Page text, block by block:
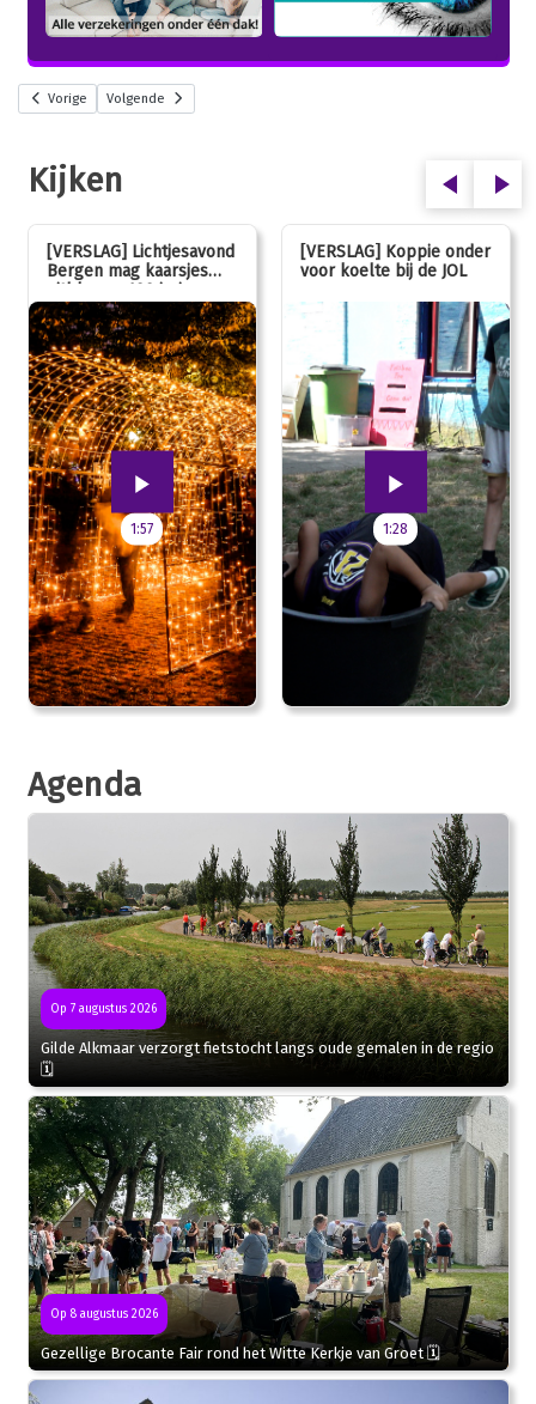
Vorige Volgende
Kijken
[VERSLAG] Lichtjesavond
Bergen mag kaarsjes
uitblazen: 100 jarig
jubileum!
1:57
[VERSLAG] Koppie onder
voor koelte bij de JOL
1:28
Agenda
Op 7 augustus 2026
Gilde Alkmaar verzorgt fietstocht langs oude gemalen in de regio
🗓
Op 8 augustus 2026
Gezellige Brocante Fair rond het Witte Kerkje van Groet 🗓